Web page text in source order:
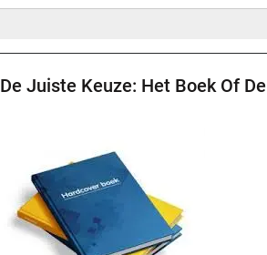
De Juiste Keuze: Het Boek Of